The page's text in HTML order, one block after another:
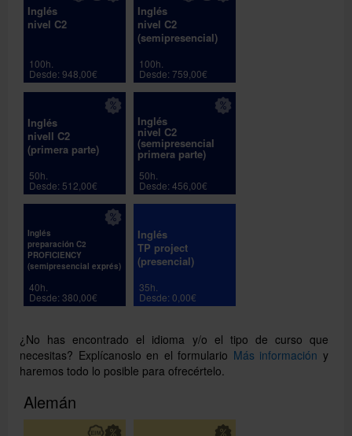
Inglés
nivel C2
100h.
Desde: 948,00€
Inglés
nivel C2
(semipresencial)
100h.
Desde: 759,00€
Inglés
nivell C2
(primera parte)
50h.
Desde: 512,00€
Inglés
nivel C2
(semipresencial
primera parte)
50h.
Desde: 456,00€
Inglés
preparación C2
PROFICIENCY
(semipresencial exprés)
40h.
Desde: 380,00€
Inglés
TP project
(presencial)
35h.
Desde: 0,00€
¿No has encontrado el idioma y/o el tipo de curso que
necesitas? Explícanoslo en el formulario Más información y
haremos todo lo posible para ofrecértelo.
Alemán